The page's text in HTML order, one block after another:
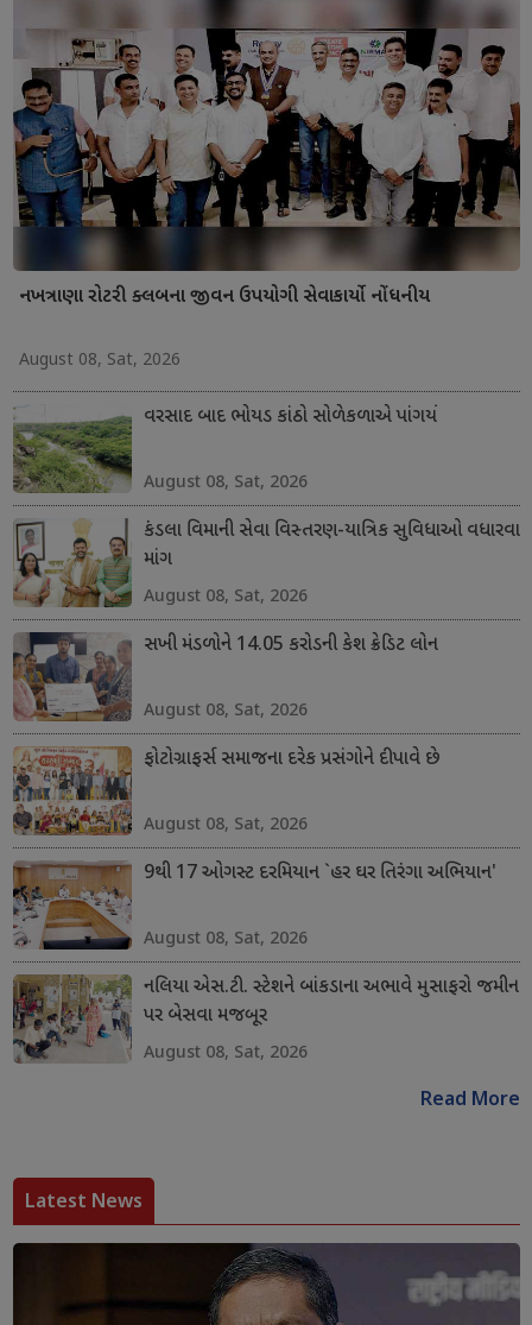
નખત્રાણા રોટરી ક્લબના જીવન ઉપયોગી સેવાકાર્યો નોંધનીય
August 08, Sat, 2026
વરસાદ બાદ ભોયડ કાંઠો સોળેકળાએ પાંગર્યો
August 08, Sat, 2026
કંડલા વિમાની સેવા વિસ્તરણ-યાત્રિક સુવિધાઓ વધારવા
માંગ
August 08, Sat, 2026
સખી મંડળોને 14.05 કરોડની કેશ ક્રેડિટ લોન
August 08, Sat, 2026
ફોટોગ્રાફર્સ સમાજના દરેક પ્રસંગોને દીપાવે છે
August 08, Sat, 2026
9થી 17 ઓગસ્ટ દરમિયાન `હર ઘર તિરંગા અભિયાન'
August 08, Sat, 2026
નલિયા એસ.ટી. સ્ટેશને બાંકડાના અભાવે મુસાફરો જમીન
પર બેસવા મજબૂર
August 08, Sat, 2026
Read More
Latest News